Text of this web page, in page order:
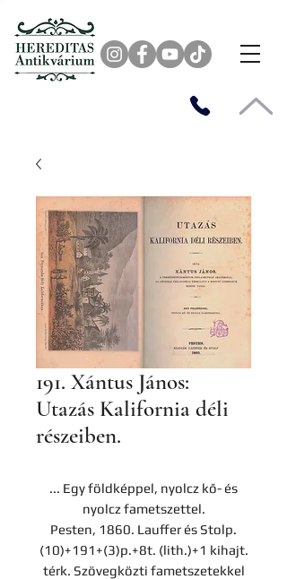
191. Xántus János:
Utazás Kalifornia déli
részeiben.
... Egy földképpel, nyolcz kő- és
nyolcz fametszettel.
Pesten, 1860. Lauffer és Stolp.
(10)+191+(3)p.+8t. (lith.)+1 kihajt.
térk. Szövegközti fametszetekkel